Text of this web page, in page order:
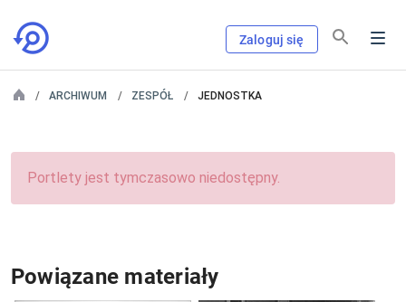
Zaloguj się
ARCHIWUM ZESPÓŁ JEDNOSTKA
Portlety jest tymczasowo niedostępny.
Powiązane materiały